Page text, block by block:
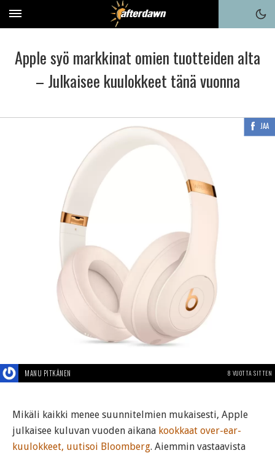
Apple syö markkinat omien tuotteiden alta
– Julkaisee kuulokkeet tänä vuonna
JAA
MANU PITKÄNEN 8 VUOTTA SITTEN
Mikäli kaikki menee suunnitelmien mukaisesti, Apple
julkaisee kuluvan vuoden aikana kookkaat over-ear-
kuulokkeet, uutisoi Bloomberg. Aiemmin vastaavista